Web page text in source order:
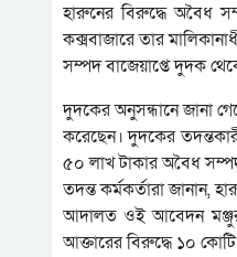
হারুনের বিরুদ্ধে অবৈধ
কক্সবাজারে তার
সম্পদ বাজেয়াপ্তে দুদক
দুদকের অনুসন্ধানে জানা
করেছেন। দুদকের
৫০ লাখ টাকার অবৈধ
তদন্ত কর্মকর্তারা জানান,
আদালত ওই আবেদন মঞ্জুর
আক্তারের বিরুদ্ধে ১০